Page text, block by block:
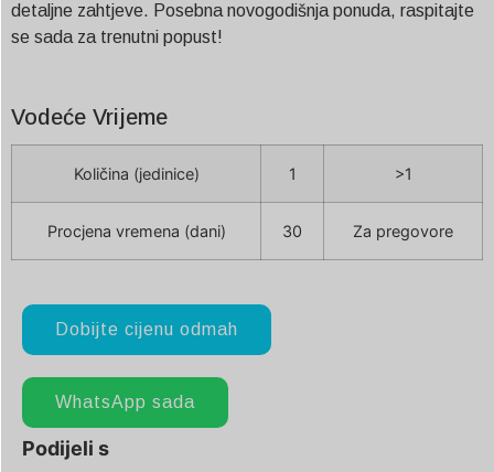
detaljne zahtjeve. Posebna novogodišnja ponuda, raspitajte
se sada za trenutni popust!
Vodeće Vrijeme
Količina (jedinice) 1 >1
Procjena vremena (dani) 30 Za pregovore
Dobijte cijenu odmah
WhatsApp sada
Podijeli s